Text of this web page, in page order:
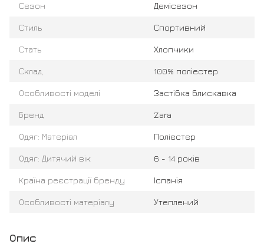
Сезон Демісезон
Стиль Спортивний
Стать Хлопчики
Склад 100% поліестер
Особливості моделі Застібка блискавка
Бренд Zara
Одяг: Матеріал Поліестер
Одяг: Дитячий вік 6 - 14 років
Країна реєстрації бренду Іспанія
Особливості матеріалу Утеплений
Опис